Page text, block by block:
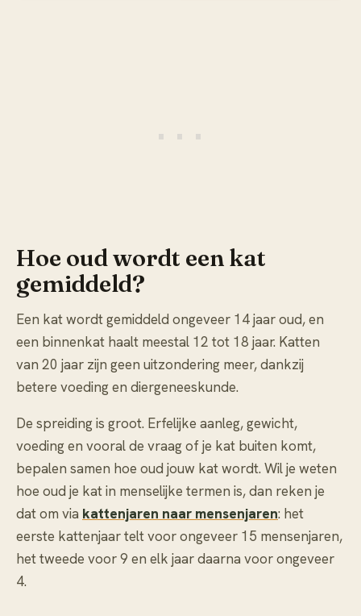
Hoe oud wordt een kat
gemiddeld?
Een kat wordt gemiddeld ongeveer 14 jaar oud, en
een binnenkat haalt meestal 12 tot 18 jaar. Katten
van 20 jaar zijn geen uitzondering meer, dankzij
betere voeding en diergeneeskunde.
De spreiding is groot. Erfelijke aanleg, gewicht,
voeding en vooral de vraag of je kat buiten komt,
bepalen samen hoe oud jouw kat wordt. Wil je weten
hoe oud je kat in menselijke termen is, dan reken je
dat om via kattenjaren naar mensenjaren: het
eerste kattenjaar telt voor ongeveer 15 mensenjaren,
het tweede voor 9 en elk jaar daarna voor ongeveer
4.